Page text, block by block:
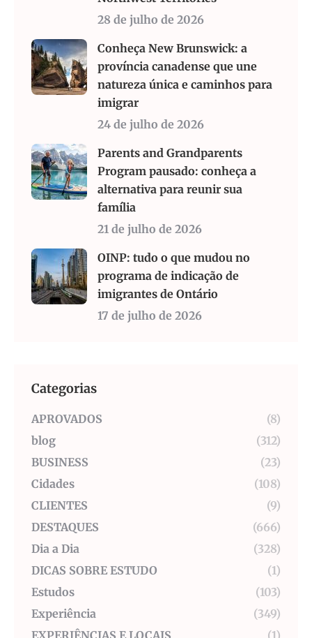
28 de julho de 2026
Conheça New Brunswick: a
província canadense que une
natureza única e caminhos para
imigrar
24 de julho de 2026
Parents and Grandparents
Program pausado: conheça a
alternativa para reunir sua
família
21 de julho de 2026
OINP: tudo o que mudou no
programa de indicação de
imigrantes de Ontário
17 de julho de 2026
Categorias
APROVADOS
(8)
blog
(312)
BUSINESS
(23)
Cidades
(108)
CLIENTES
(9)
DESTAQUES
(666)
Dia a Dia
(328)
DICAS SOBRE ESTUDO
(1)
Estudos
(103)
Experiência
(349)